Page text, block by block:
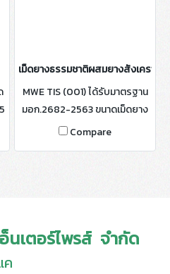
เม็ดยางธรรมชาติผสมยางสังเคราะห์
MWE TIS (001) ได้รับมาตรฐาน
มอก.2682-2563 ขนาดเม็ดยาง
2-6 mm. บรรจุถุงละ 25 กิโลกรัม
Compare
นเตอร์ไพรส์ จำกัด
ค